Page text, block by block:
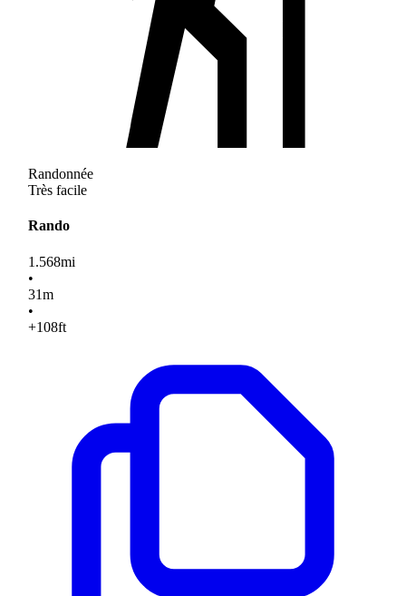
Randonnée
Très facile
Rando
1.568mi
•
31m
•
+108ft